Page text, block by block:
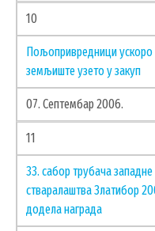
SEARCH
FORM
ПРЕТРАЖИ
10
Пољопривредници
земљиште узето у закуп
07. Септембар 2006.
11
33. сабор трубача
стваралаштва Златибор
додела награда